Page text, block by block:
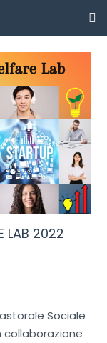
LAB 2022
Sociale
collaborazione